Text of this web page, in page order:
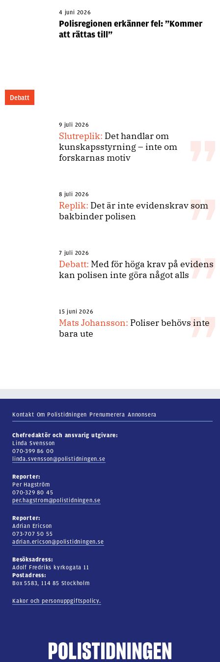
4 juni 2026
Polisregionen erkänner fel: ”Kommer
att rättas till”
Debatt
9 juli 2026
Slutreplik: Det handlar om
kunskapsstyrning – inte om
forskarnas motiv
8 juli 2026
Replik: Det är inte evidenskrav som
bakbinder polisen
7 juli 2026
Debatt: Med för höga krav på evidens
kan polisen inte göra något alls
15 juni 2026
Mats Johansson: Poliser behövs inte
bara ute
Kontakt Om Polistidningen Prenumerera Annonsera
Chefredaktör och ansvarig utgivare:
Linda Svensson
070-399 86 00
linda.svensson@polistidningen.se
Reporter:
Per Hagström
070-329 80 45
per.hagstrom@polistidningen.se
Reporter:
Adrian Ericson
073-707 50 55
adrian.ericson@polistidningen.se
Besöksadress:
Adolf Fredriks kyrkogata 11
Postadress:
Box 5583, 114 85 Stockholm
Kakor och personuppgiftspolicy.